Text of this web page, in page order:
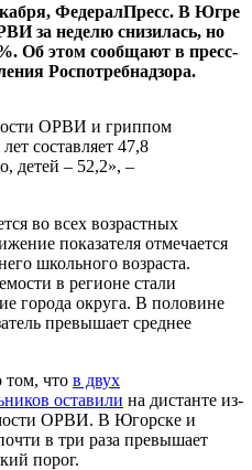
ФедералПресс. В Югре
за неделю снизилась, но
Об этом сообщают в пресс-
Роспотребнадзора.
ОРВИ и гриппом
составляет 47,8
детей – 52,2», –
во всех возрастных
показателя отмечается
школьного возраста.
в регионе стали
города округа. В половине
превышает среднее
том, что в двух
оставили на дистанте из-
ОРВИ. В Югорске и
в три раза превышает
порог.